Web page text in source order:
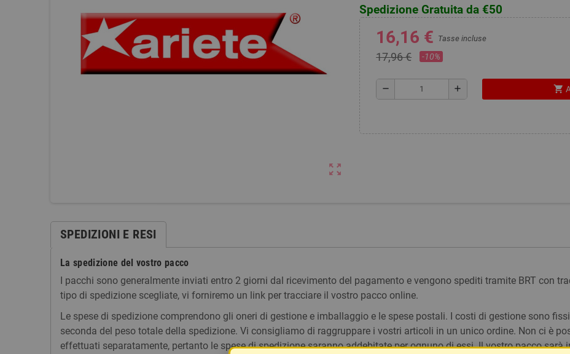
zoom_out_map
Spedizione Gratuita da €50
16,16 € Tasse incluse
17,96 € -10%
remove add shopping_cart
SPEDIZIONI E RESI
La spedizione del vostro pacco
I pacchi sono generalmente inviati entro 2 giorni dal ricevimento del pagamento e vengono spediti tramite BRT con
tipo di spedizione scegliate, vi forniremo un link per tracciare il vostro pacco online.
Le spese di spedizione comprendono gli oneri di gestione e imballaggio e le spese postali. I costi di gestione sono
seconda del peso totale della spedizione. Vi consigliamo di raggruppare i vostri articoli in un unico ordine. Non ci è
effettuati separatamente, pertanto le spese di spedizione saranno addebitate per ognuno di essi. Il vostro pacco sarà